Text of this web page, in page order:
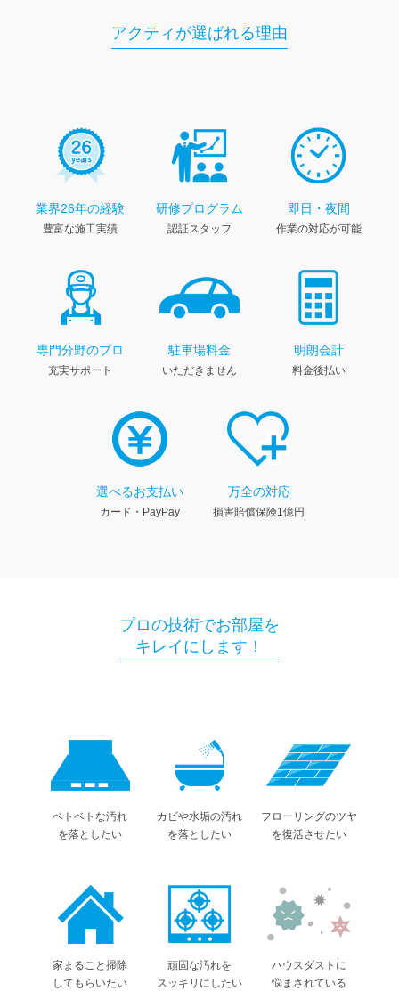
アクティが選ばれる理由
業界26年の経験
豊富な施工実績
研修プログラム
認証スタッフ
即日・夜間
作業の対応が可能
専門分野のプロ
充実サポート
駐車場料金
いただきません
明朗会計
料金後払い
選べるお支払い
カード・PayPay
万全の対応
損害賠償保険1億円
プロの技術でお部屋を
キレイにします！
ベトベトな汚れ
を落としたい
カビや水垢の汚れ
を落としたい
フローリングのツヤ
を復活させたい
家まるごと掃除
してもらいたい
頑固な汚れを
スッキリにしたい
ハウスダストに
悩まされている